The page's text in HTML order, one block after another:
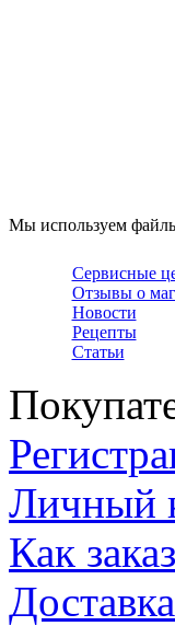
Мы используем
Сервисные
Отзывы о
Новости
Рецепты
Статьи
Личный
Как